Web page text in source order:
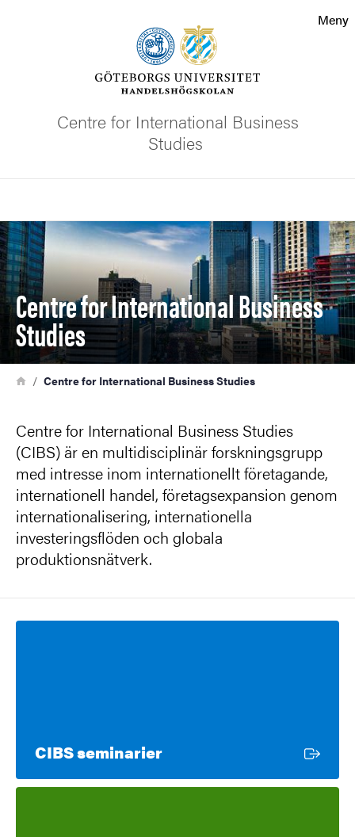
Meny
Centre for International Business
Studies
Centre for International Business
Studies
Bild
Länkstig
HemCentre for International Business Studies
Centre for International Business Studies
(CIBS) är en multidisciplinär forskningsgrupp
med intresse inom internationellt företagande,
internationell handel, företagsexpansion genom
internationalisering, internationella
investeringsflöden och globala
produktionsnätverk.
CIBS seminarierExtern länk